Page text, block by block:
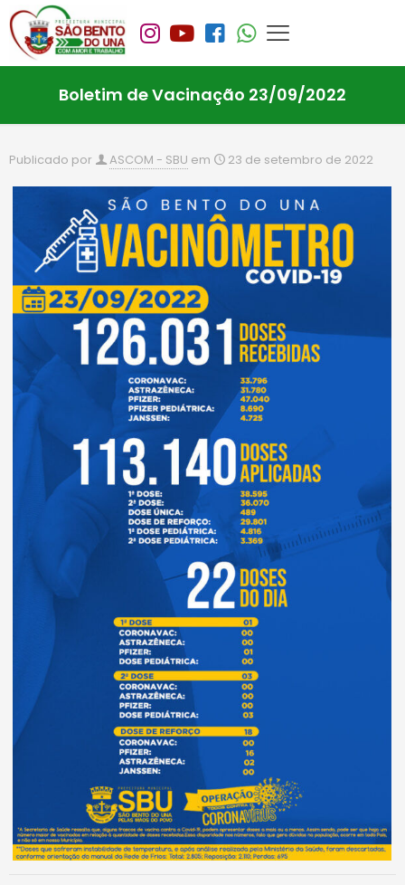
Boletim de Vacinação 23/09/2022
Publicado por ASCOM - SBU em 23 de setembro de 2022